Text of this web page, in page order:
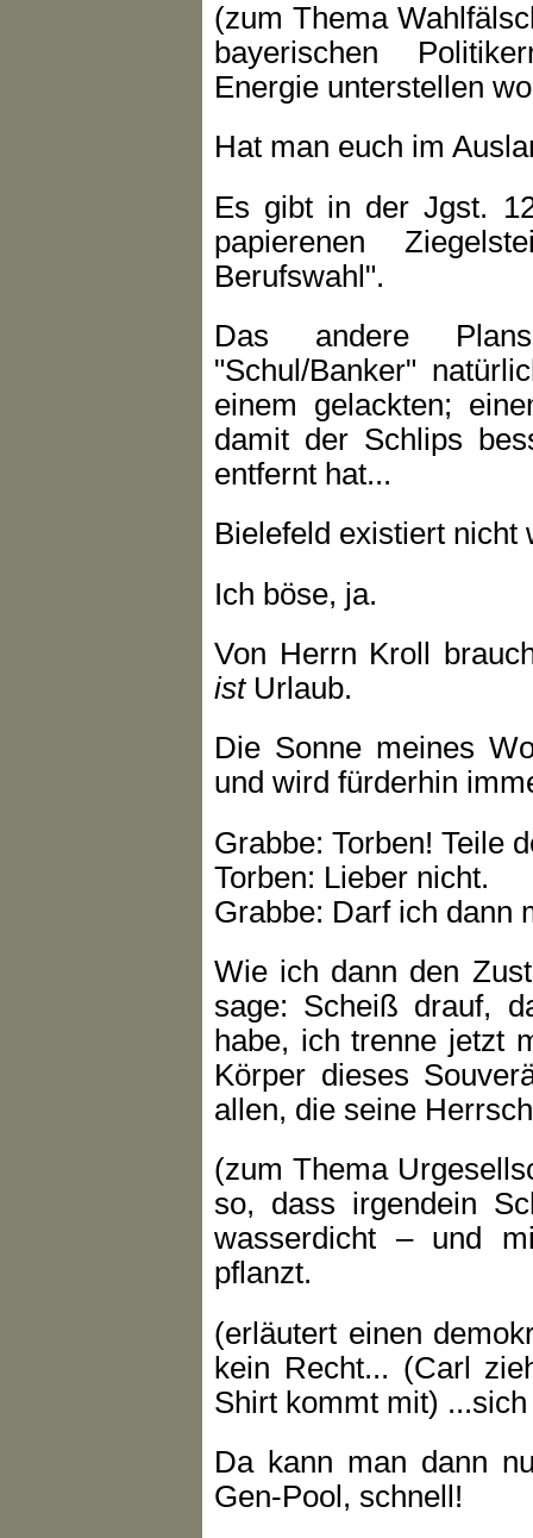
(zum Thema
bayerischen
Energie unterstellen
Hat man euch im
Es gibt in der Jgst.
papierenen
Berufswahl".
Das andere
"Schul/Banker"
einem gelackten;
damit der Schlips
entfernt hat...
Bielefeld existiert nicht
Ich böse, ja.
Von Herrn Kroll
istUrlaub.
Die Sonne meines
und wird fürderhin
Grabbe: Torben! Teile
Torben: Lieber nicht.
Grabbe: Darf ich dann
Wie ich dann den
sage: Scheiß drauf,
habe, ich trenne jetzt
Körper dieses
allen, die seine
(zum Thema
so, dass irgendein
wasserdicht – und
pflanzt.
(erläutert einen
kein Recht... (Carl
Shirt kommt mit)
Da kann man dann
Gen-Pool, schnell!